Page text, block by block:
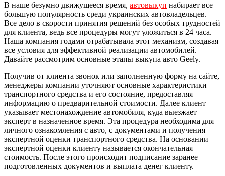
В наше безумно движущееся время, автовыкуп набирает все
большую популярность среди украинских автовладельцев.
Все дело в скорости принятия решений без особых трудностей
для клиента, ведь все процедуры могут уложиться в 24 часа.
Наша компания годами отрабатывала этот механизм, создавая
все условия для эффективной реализации автомобилей.
Давайте рассмотрим основные этапы выкупа авто Geely.
Получив от клиента звонок или заполненную форму на сайте,
менеджеры компании уточняют основные характеристики
транспортного средства и его состояние, предоставляя
информацию о предварительной стоимости. Далее клиент
указывает местонахождение автомобиля, куда выезжает
эксперт в назначенное время. Эта процедура необходима для
личного ознакомления с авто, с документами и получения
экспертной оценки транспортного средства. На основании
экспертной оценки клиенту называется окончательная
стоимость. После этого происходит подписание заранее
подготовленных документов и выплата денег клиенту.